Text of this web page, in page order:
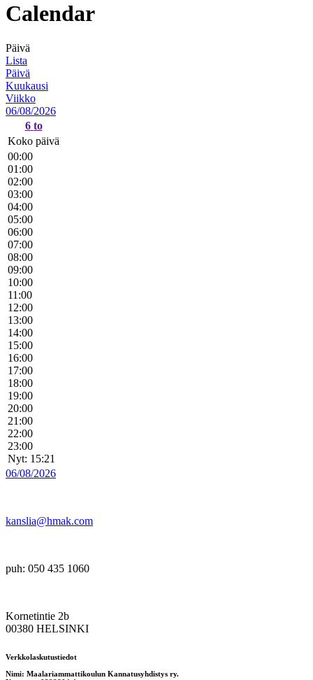
Calendar
Päivä
Lista
Päivä
Kuukausi
Viikko
06/08/2026
6 to
Koko päivä
00:00
01:00
02:00
03:00
04:00
05:00
06:00
07:00
08:00
09:00
10:00
11:00
12:00
13:00
14:00
15:00
16:00
17:00
18:00
19:00
20:00
21:00
22:00
23:00
Nyt: 15:21
06/08/2026
kanslia@hmak.com
puh: 050 435 1060
Kornetintie 2b
00380 HELSINKI
Verkkolaskutustiedot
Nimi: Maalariammattikoulun Kannatusyhdistys ry.